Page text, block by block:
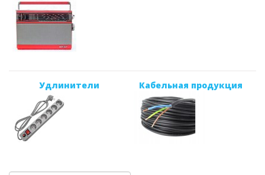
Удлинители Кабельная продукция